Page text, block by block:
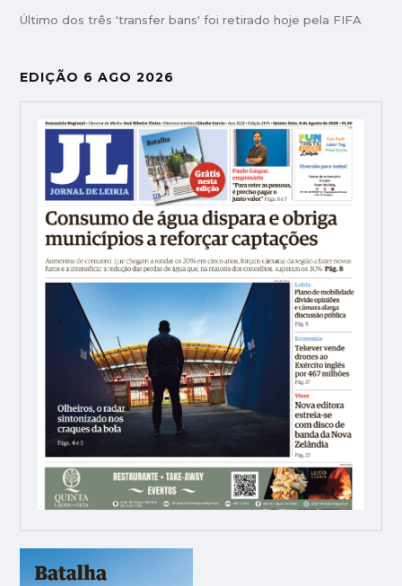
Último dos três 'transfer bans' foi retirado hoje pela FIFA
EDIÇÃO 6 AGO 2026